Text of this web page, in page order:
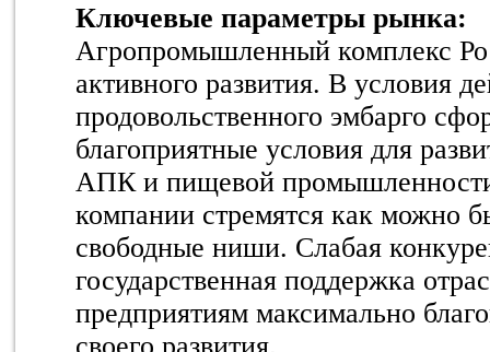
Ключевые параметры рынка:
Агропромышленный комплекс
активного развития. В условия
продовольственного эмбарго
благоприятные условия для
АПК и пищевой
компании стремятся как можно
свободные ниши. Слабая
государственная поддержка
предприятиям максимально